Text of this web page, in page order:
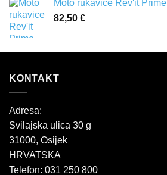
Moto rukavice Rev'it Prime
82,50 €
KONTAKT
Adresa:
Svilajska ulica 30 g
31000, Osijek
HRVATSKA
Telefon: 031 250 800